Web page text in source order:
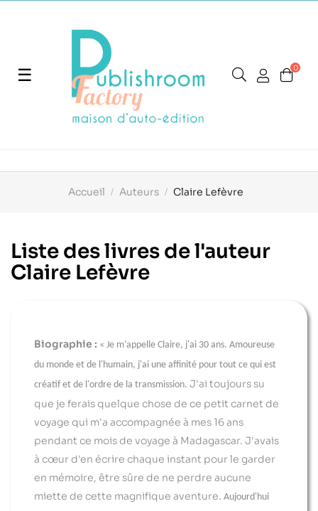
Basculer
navigation
☰ 0
Accueil Auteurs Claire Lefèvre
Liste des livres de l'auteur
Claire Lefèvre
Biographie : « Je m'appelle Claire, j'ai 30 ans. Amoureuse
du monde et de l'humain, j'ai une affinité pour tout ce qui est
créatif et de l'ordre de la transmission. J'ai toujours su
que je ferais quelque chose de ce petit carnet de
voyage qui m'a accompagnée à mes 16 ans
pendant ce mois de voyage à Madagascar. J'avais
à cœur d'en écrire chaque instant pour le garder
en mémoire, être sûre de ne perdre aucune
miette de cette magnifique aventure. Aujourd'hui